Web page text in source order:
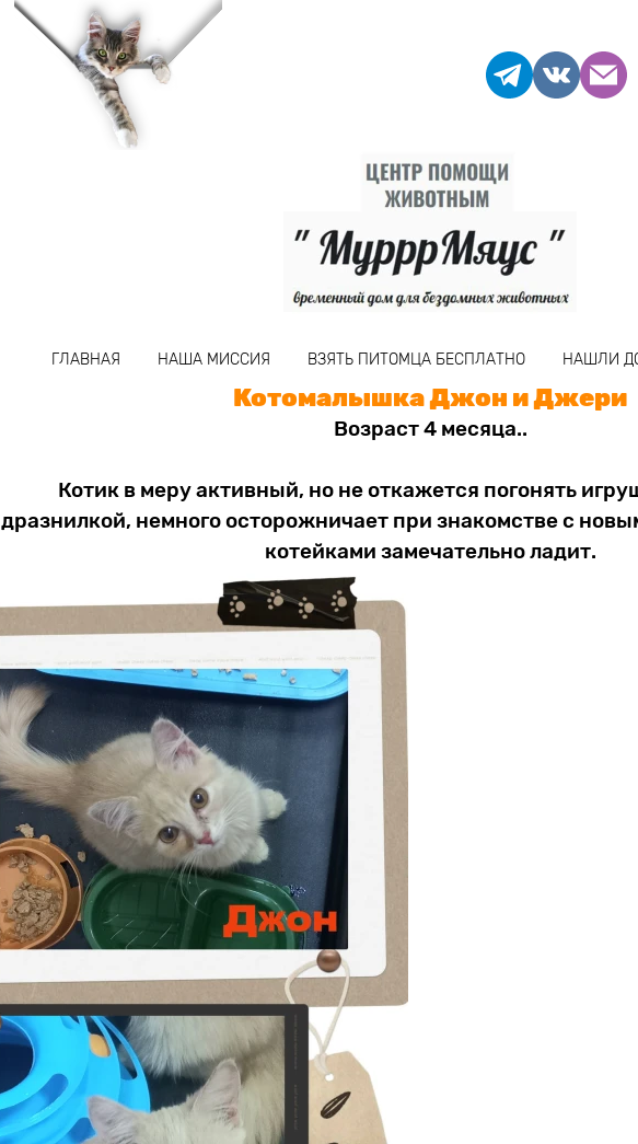
ГЛАВНАЯ НАША МИССИЯ ВЗЯТЬ ПИТОМЦА БЕСПЛАТНО НАШЛИ
Котомалышка Джон и Джери
Возраст 4 месяца..
Котик в меру активный, но не откажется погонять
дразнилкой, немного осторожничает при знакомстве с
котейками замечательно ладит.